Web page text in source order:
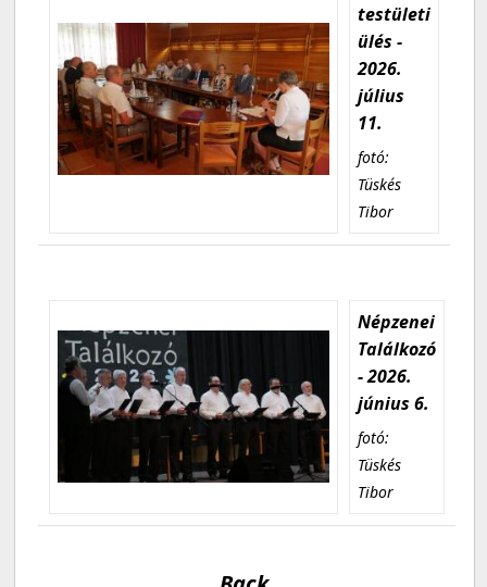
testületi
ülés -
2026.
július
11.
fotó:
Tüskés
Tibor
Népzenei
Találkozó
- 2026.
június 6.
fotó:
Tüskés
Tibor